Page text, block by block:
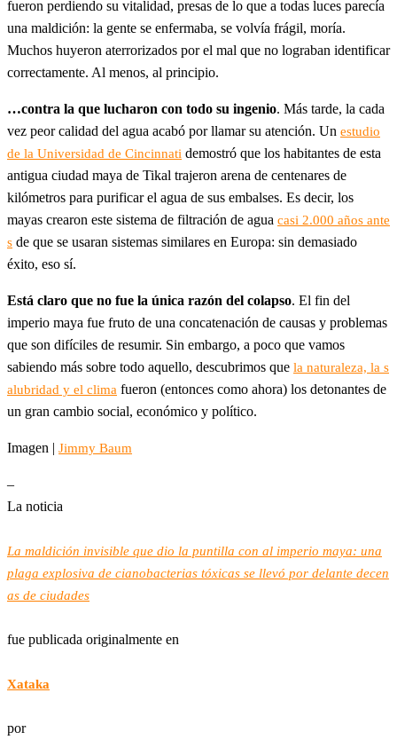
fueron perdiendo su vitalidad, presas de lo que a todas luces parecía
una maldición: la gente se enfermaba, se volvía frágil, moría.
Muchos huyeron aterrorizados por el mal que no lograban identificar
correctamente. Al menos, al principio.
…contra la que lucharon con todo su ingenio. Más tarde, la cada
vez peor calidad del agua acabó por llamar su atención. Un estudio
de la Universidad de Cincinnati demostró que los habitantes de esta
antigua ciudad maya de Tikal trajeron arena de centenares de
kilómetros para purificar el agua de sus embalses. Es decir, los
mayas crearon este sistema de filtración de agua casi 2.000 años ante
s de que se usaran sistemas similares en Europa: sin demasiado
éxito, eso sí.
Está claro que no fue la única razón del colapso. El fin del
imperio maya fue fruto de una concatenación de causas y problemas
que son difíciles de resumir. Sin embargo, a poco que vamos
sabiendo más sobre todo aquello, descubrimos que la naturaleza, la s
alubridad y el clima fueron (entonces como ahora) los detonantes de
un gran cambio social, económico y político.
Imagen | Jimmy Baum
–
La noticia
La maldición invisible que dio la puntilla con al imperio maya: una
plaga explosiva de cianobacterias tóxicas se llevó por delante decen
as de ciudades
fue publicada originalmente en
Xataka
por